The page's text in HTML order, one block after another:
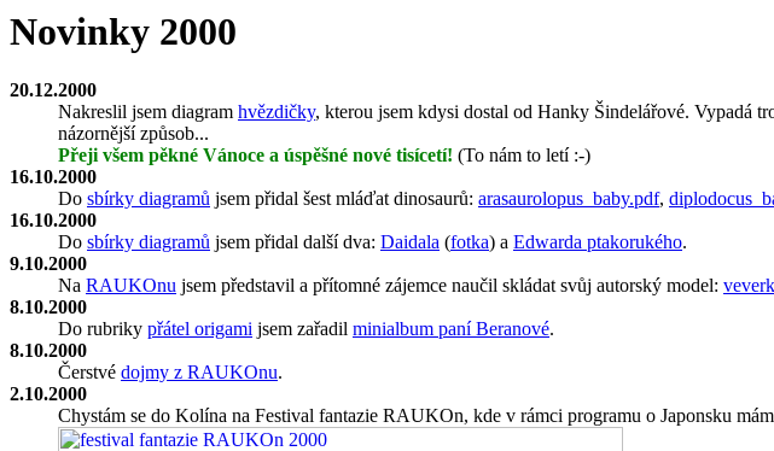
Novinky 2000
20.12.2000
Nakreslil jsem diagram hvězdičky, kterou jsem kdysi dostal od Hanky Šindelářové. Vypadá
názornější způsob...
Přeji všem pěkné Vánoce a úspěšné nové tisícetí! (To nám to letí :-)
16.10.2000
Do sbírky diagramů jsem přidal šest mláďat dinosaurů: arasaurolopus_baby.pdf,
16.10.2000
Do sbírky diagramů jsem přidal další dva: Daidala (fotka) a Edwarda ptakorukého.
9.10.2000
Na RAUKOnu jsem představil a přítomné zájemce naučil skládat svůj autorský model:
8.10.2000
Do rubriky přátel origami jsem zařadil minialbum paní Beranové.
8.10.2000
Čerstvé dojmy z RAUKOnu.
2.10.2000
Chystám se do Kolína na Festival fantazie RAUKOn, kde v rámci programu o Japonsku